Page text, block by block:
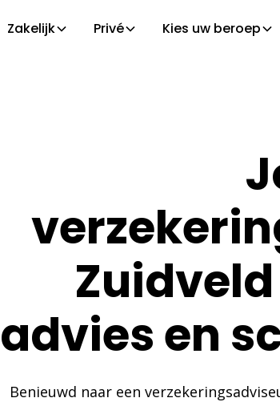
Zakelijk Privé Kies uw beroep
advies en
Benieuwd naar een